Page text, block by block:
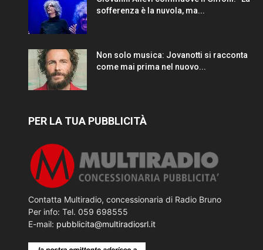
sofferenza è la nuvola, ma...
Non solo musica: Jovanotti si racconta
come mai prima nel nuovo...
PER LA TUA PUBBLICITÀ
Contatta Multiradio, concessionaria di Radio Bruno
Per info: Tel. 059 698555
E-mail: pubblicita@multiradiosrl.it